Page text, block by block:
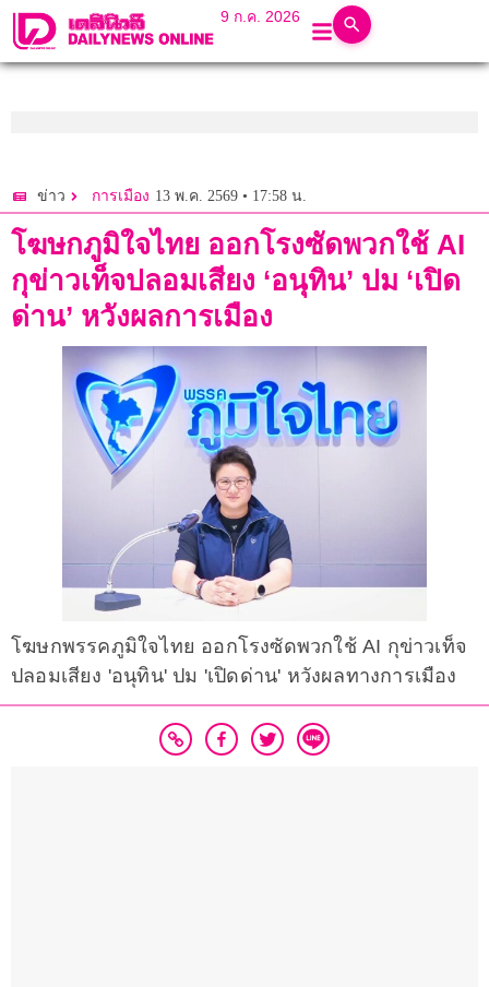
9 ก.ค. 2026
ข่าว การเมือง 13 พ.ค. 2569 • 17:58 น.
โฆษกภูมิใจไทย ออกโรงซัดพวกใช้ AI
กุข่าวเท็จปลอมเสียง ‘อนุทิน’ ปม ‘เปิด
ด่าน’ หวังผลการเมือง
โฆษกพรรคภูมิใจไทย ออกโรงซัดพวกใช้ AI กุข่าวเท็จ
ปลอมเสียง 'อนุทิน' ปม 'เปิดด่าน' หวังผลทางการเมือง